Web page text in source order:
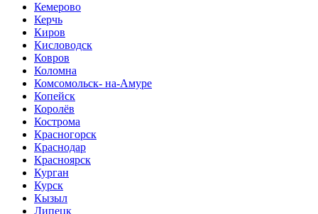
Кемерово
Керчь
Киров
Кисловодск
Ковров
Коломна
Комсомольск- на-Амуре
Копейск
Королёв
Кострома
Красногорск
Краснодар
Красноярск
Курган
Курск
Кызыл
Липецк